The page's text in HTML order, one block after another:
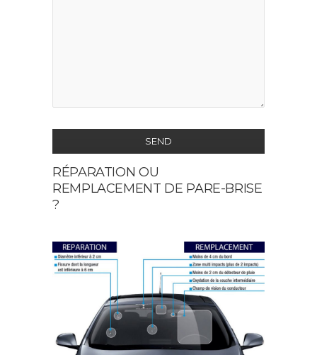
SEND
This
field
should
left
blank
RÉPARATION OU
REMPLACEMENT DE PARE-BRISE
?